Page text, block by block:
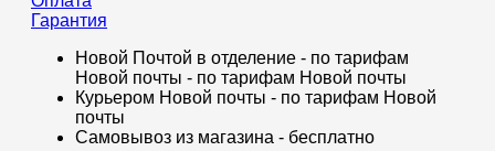
Гарантия
Новой Почтой в отделение - по тарифам
Новой почты - по тарифам Новой почты
Курьером Новой почты - по тарифам Новой
почты
Самовывоз из магазина - бесплатно